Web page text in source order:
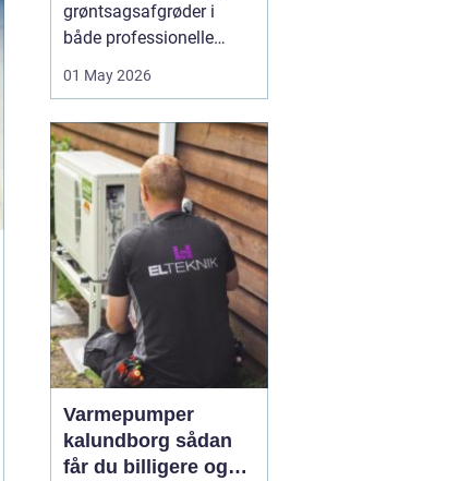
grøntsagsafgrøder i
både professionelle
landbrugsproduktioner.
starter med kvaliteten af
Løgfrø, og små forskelle
i frøets sundhed,
sortsege...
01 May 2026
Varmepumper
kalundborg sådan
får du billigere og